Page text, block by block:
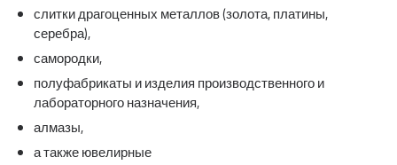
слитки драгоценных металлов (золота, платины,
серебра),
самородки,
полуфабрикаты и изделия производственного и
лабораторного назначения,
алмазы,
а также ювелирные